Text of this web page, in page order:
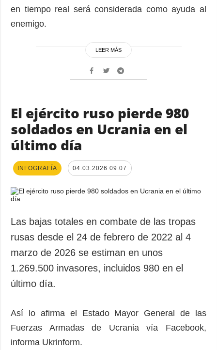
en tiempo real será considerada como ayuda al
enemigo.
LEER MÁS
El ejército ruso pierde 980
soldados en Ucrania en el
último día
INFOGRAFÍA 04.03.2026 09:07
Las bajas totales en combate de las tropas
rusas desde el 24 de febrero de 2022 al 4
marzo de 2026 se estiman en unos
1.269.500 invasores, incluidos 980 en el
último día.
Así lo afirma el Estado Mayor General de las
Fuerzas Armadas de Ucrania vía Facebook,
informa Ukrinform.